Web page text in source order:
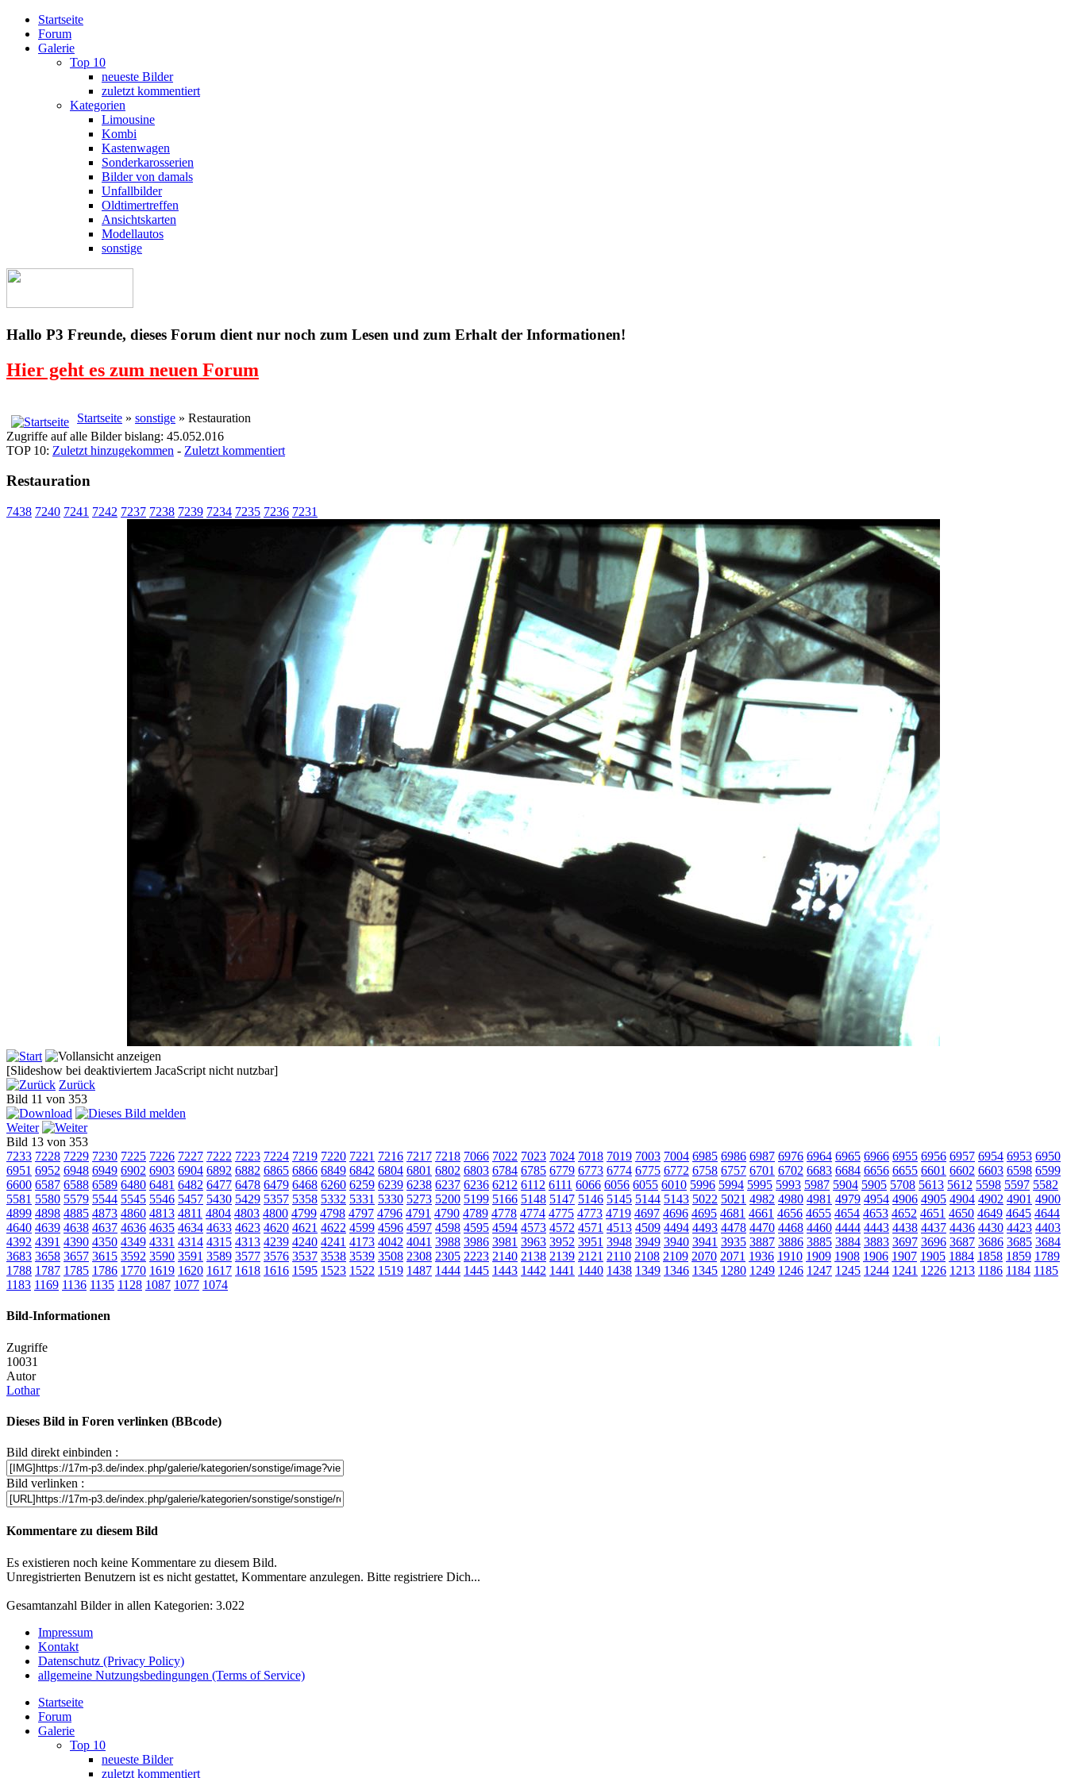
Startseite
Forum
Galerie
Top 10
neueste Bilder
zuletzt kommentiert
Kategorien
Limousine
Kombi
Kastenwagen
Sonderkarosserien
Bilder von damals
Unfallbilder
Oldtimertreffen
Ansichtskarten
Modellautos
sonstige
Hallo P3 Freunde, dieses Forum dient nur noch zum Lesen und zum Erhalt der Informationen!
Hier geht es zum neuen Forum
Startseite » sonstige » Restauration
Zugriffe auf alle Bilder bislang: 45.052.016
TOP 10: Zuletzt hinzugekommen - Zuletzt kommentiert
Restauration
7438 7240 7241 7242 7237 7238 7239 7234 7235 7236 7231
[Slideshow bei deaktiviertem JacaScript nicht nutzbar]
Zurück
Bild 11 von 353
Weiter
Bild 13 von 353
7233 7228 7229 7230 7225 7226 7227 7222 7223 7224 7219 7220 7221 7216 7217 7218 7066 7022 7023 7024 7018 7019 7003 7004 6985 6986 6987 6976 6964 6965 6966 6955 6956 6957 6954 6953 6950
6951 6952 6948 6949 6902 6903 6904 6892 6882 6865 6866 6849 6842 6804 6801 6802 6803 6784 6785 6779 6773 6774 6775 6772 6758 6757 6701 6702 6683 6684 6656 6655 6601 6602 6603 6598 6599
6600 6587 6588 6589 6480 6481 6482 6477 6478 6479 6468 6260 6259 6239 6238 6237 6236 6212 6112 6111 6066 6056 6055 6010 5996 5994 5995 5993 5987 5904 5905 5708 5613 5612 5598 5597 5582
5581 5580 5579 5544 5545 5546 5457 5430 5429 5357 5358 5332 5331 5330 5273 5200 5199 5166 5148 5147 5146 5145 5144 5143 5022 5021 4982 4980 4981 4979 4954 4906 4905 4904 4902 4901 4900
4899 4898 4885 4873 4860 4813 4811 4804 4803 4800 4799 4798 4797 4796 4791 4790 4789 4778 4774 4775 4773 4719 4697 4696 4695 4681 4661 4656 4655 4654 4653 4652 4651 4650 4649 4645 4644
4640 4639 4638 4637 4636 4635 4634 4633 4623 4620 4621 4622 4599 4596 4597 4598 4595 4594 4573 4572 4571 4513 4509 4494 4493 4478 4470 4468 4460 4444 4443 4438 4437 4436 4430 4423 4403
4392 4391 4390 4350 4349 4331 4314 4315 4313 4239 4240 4241 4173 4042 4041 3988 3986 3981 3963 3952 3951 3948 3949 3940 3941 3935 3887 3886 3885 3884 3883 3697 3696 3687 3686 3685 3684
3683 3658 3657 3615 3592 3590 3591 3589 3577 3576 3537 3538 3539 3508 2308 2305 2223 2140 2138 2139 2121 2110 2108 2109 2070 2071 1936 1910 1909 1908 1906 1907 1905 1884 1858 1859 1789
1788 1787 1785 1786 1770 1619 1620 1617 1618 1616 1595 1523 1522 1519 1487 1444 1445 1443 1442 1441 1440 1438 1349 1346 1345 1280 1249 1246 1247 1245 1244 1241 1226 1213 1186 1184 1185
1183 1169 1136 1135 1128 1087 1077 1074
Bild-Informationen
Zugriffe
10031
Autor
Lothar
Dieses Bild in Foren verlinken (BBcode)
Bild direkt einbinden :
Bild verlinken :
Kommentare zu diesem Bild
Es existieren noch keine Kommentare zu diesem Bild.
Unregistrierten Benutzern ist es nicht gestattet, Kommentare anzulegen. Bitte registriere Dich...
Gesamtanzahl Bilder in allen Kategorien: 3.022
Impressum
Kontakt
Datenschutz (Privacy Policy)
allgemeine Nutzungsbedingungen (Terms of Service)
Startseite
Forum
Galerie
Top 10
neueste Bilder
zuletzt kommentiert